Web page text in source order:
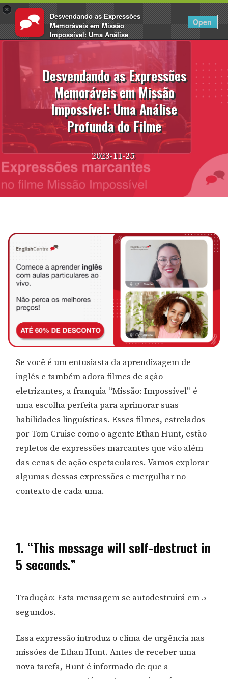
×
Desvendando as Expressões
Memoráveis em Missão
Impossível: Uma Análise
Profunda do Filme 2026
Open
Fazer login PT
Pular
conteúdo
Desvendando as Expressões
Memoráveis em Missão
Impossível: Uma Análise
Profunda do Filme
2023-11-25
Se você é um entusiasta da aprendizagem de
inglês e também adora filmes de ação
eletrizantes, a franquia “Missão: Impossível” é
uma escolha perfeita para aprimorar suas
habilidades linguísticas. Esses filmes, estrelados
por Tom Cruise como o agente Ethan Hunt, estão
repletos de expressões marcantes que vão além
das cenas de ação espetaculares. Vamos explorar
algumas dessas expressões e mergulhar no
contexto de cada uma.
1. “This message will self-destruct in
5 seconds.”
Tradução: Esta mensagem se autodestruirá em 5
segundos.
Essa expressão introduz o clima de urgência nas
missões de Ethan Hunt. Antes de receber uma
nova tarefa, Hunt é informado de que a